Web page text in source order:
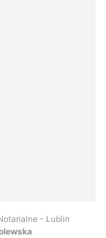
- Lublin